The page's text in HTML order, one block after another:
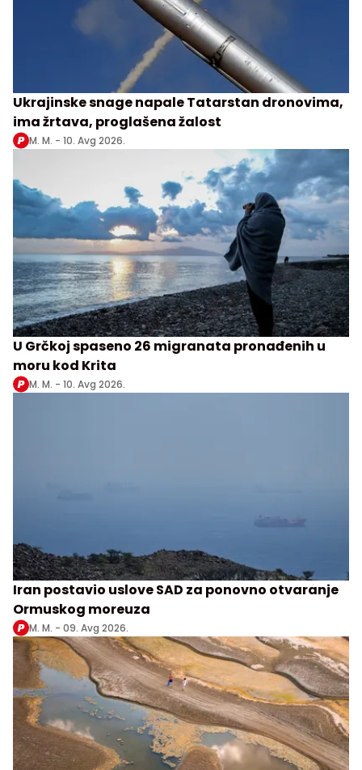
Ukrajinske snage napale Tatarstan dronovima,
ima žrtava, proglašena žalost
M. M. - 10. Avg 2026.
U Grčkoj spaseno 26 migranata pronađenih u
moru kod Krita
M. M. - 10. Avg 2026.
Iran postavio uslove SAD za ponovno otvaranje
Ormuskog moreuza
M. M. - 09. Avg 2026.